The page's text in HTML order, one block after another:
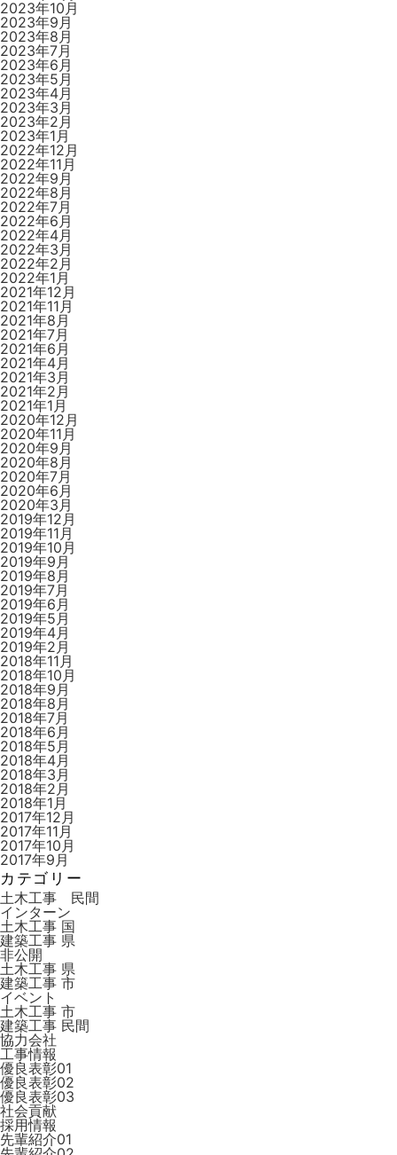
2023年10月
2023年9月
2023年8月
2023年7月
2023年6月
2023年5月
2023年4月
2023年3月
2023年2月
2023年1月
2022年12月
2022年11月
2022年9月
2022年8月
2022年7月
2022年6月
2022年4月
2022年3月
2022年2月
2022年1月
2021年12月
2021年11月
2021年8月
2021年7月
2021年6月
2021年4月
2021年3月
2021年2月
2021年1月
2020年12月
2020年11月
2020年9月
2020年8月
2020年7月
2020年6月
2020年3月
2019年12月
2019年11月
2019年10月
2019年9月
2019年8月
2019年7月
2019年6月
2019年5月
2019年4月
2019年2月
2018年11月
2018年10月
2018年9月
2018年8月
2018年7月
2018年6月
2018年5月
2018年4月
2018年3月
2018年2月
2018年1月
2017年12月
2017年11月
2017年10月
2017年9月
カテゴリー
土木工事 民間
インターン
土木工事 国
建築工事 県
非公開
土木工事 県
建築工事 市
イベント
土木工事 市
建築工事 ⺠間
協力会社
工事情報
優良表彰01
優良表彰02
優良表彰03
社会貢献
採用情報
先輩紹介01